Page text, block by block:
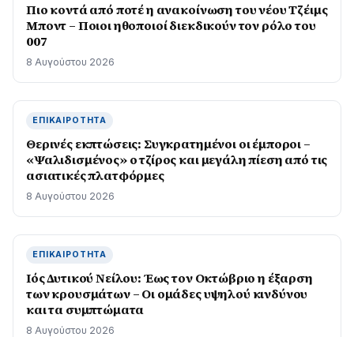
Πιο κοντά από ποτέ η ανακοίνωση του νέου Τζέιμς
Μποντ – Ποιοι ηθοποιοί διεκδικούν τον ρόλο του
007
8 Αυγούστου 2026
ΕΠΙΚΑΙΡΌΤΗΤΑ
Θερινές εκπτώσεις: Συγκρατημένοι οι έμποροι –
«Ψαλιδισμένος» ο τζίρος και μεγάλη πίεση από τις
ασιατικές πλατφόρμες
8 Αυγούστου 2026
ΕΠΙΚΑΙΡΌΤΗΤΑ
Ιός Δυτικού Νείλου: Έως τον Οκτώβριο η έξαρση
των κρουσμάτων – Οι ομάδες υψηλού κινδύνου
και τα συμπτώματα
8 Αυγούστου 2026